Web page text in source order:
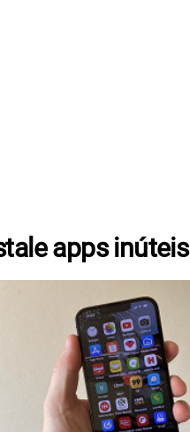
apps inúteis